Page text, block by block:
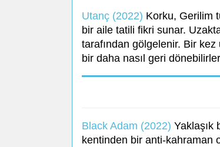
Utanç (2022) Korku, Gerilim
bir aile tatili fikri sunar.
tarafından gölgelenir. Bir
bir daha nasıl geri
Black Adam (2022) Yaklaşık
kentinden bir anti-kahraman